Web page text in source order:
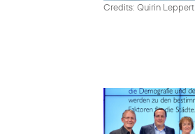
Credits: Quirin Leppert